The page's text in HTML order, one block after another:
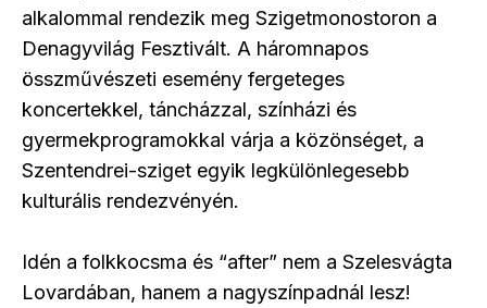
alkalommal rendezik meg Szigetmonostoron a
Denagyvilág Fesztivált. A háromnapos
összművészeti esemény fergeteges
koncertekkel, táncházzal, színházi és
gyermekprogramokkal várja a közönséget, a
Szentendrei-sziget egyik legkülönlegesebb
kulturális rendezvényén.
Idén a folkkocsma és “after” nem a Szelesvágta
Lovardában, hanem a nagyszínpadnál lesz!